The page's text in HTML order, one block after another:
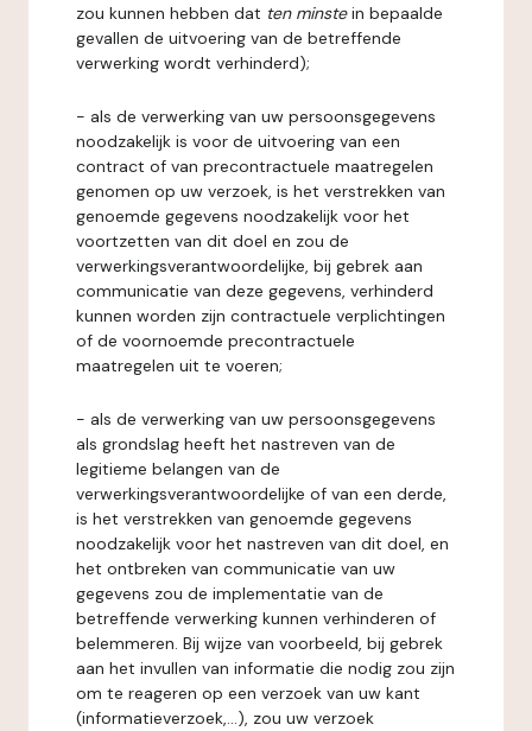
zou kunnen hebben dat ten minstein bepaalde
gevallen de uitvoering van de betreffende
verwerking wordt verhinderd);
- als de verwerking van uw persoonsgegevens
noodzakelijk is voor de uitvoering van een
contract of van precontractuele maatregelen
genomen op uw verzoek, is het verstrekken van
genoemde gegevens noodzakelijk voor het
voortzetten van dit doel en zou de
verwerkingsverantwoordelijke, bij gebrek aan
communicatie van deze gegevens, verhinderd
kunnen worden zijn contractuele verplichtingen
of de voornoemde precontractuele
maatregelen uit te voeren;
- als de verwerking van uw persoonsgegevens
als grondslag heeft het nastreven van de
legitieme belangen van de
verwerkingsverantwoordelijke of van een derde,
is het verstrekken van genoemde gegevens
noodzakelijk voor het nastreven van dit doel, en
het ontbreken van communicatie van uw
gegevens zou de implementatie van de
betreffende verwerking kunnen verhinderen of
belemmeren. Bij wijze van voorbeeld, bij gebrek
aan het invullen van informatie die nodig zou zijn
om te reageren op een verzoek van uw kant
(informatieverzoek,...), zou uw verzoek